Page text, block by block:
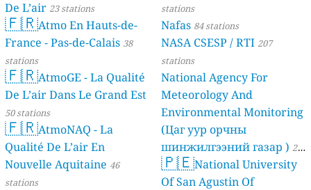
De L’air 23 stations
🇫🇷Atmo En Hauts-de-
France - Pas-de-Calais 38
stations
🇫🇷AtmoGE - La Qualité
De L’air Dans Le Grand Est
50 stations
🇫🇷AtmoNAQ - La
Qualité De L’air En
Nouvelle Aquitaine 46
stations
stations
Nafas 84 stations
NASA CSESP / RTI 207
stations
National Agency For
Meteorology And
Environmental Monitoring
(Цаг уур орчны
шинжилгээний газар ) 21
stations
🇵🇪National University
Of San Agustin Of